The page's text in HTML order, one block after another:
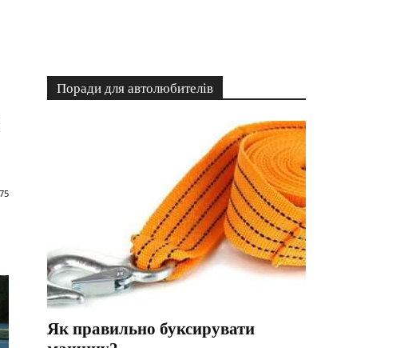
Поради для автолюбителів
Як правильно буксирувати